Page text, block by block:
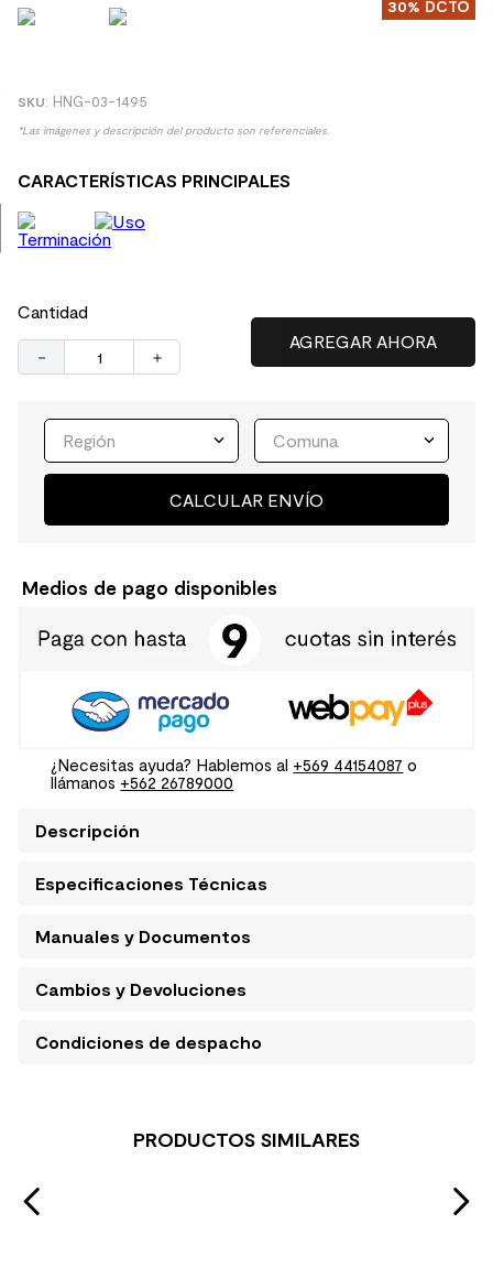
30% DCTO
: HNG-03-1495
*Las imágenes y descripción del producto son referenciales.
CARACTERÍSTICAS PRINCIPALES
Cantidad
＋
－
Región Comuna
CALCULAR ENVÍO
Medios de pago disponibles
¿Necesitas ayuda? Hablemos al +569 44154087 o
llámanos +562 26789000
Descripción
Especificaciones Técnicas
Manuales y Documentos
Cambios y Devoluciones
Condiciones de despacho
PRODUCTOS SIMILARES